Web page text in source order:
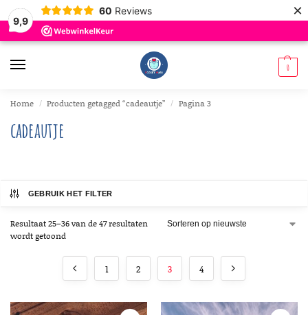
9,9
60 Reviews ×
0
Home / Producten getagged “cadeautje” / Pagina 3
cadeautje
GEBRUIK HET FILTER
Resultaat 25–36 van de 47 resultaten
wordt getoond
1 2 3 4